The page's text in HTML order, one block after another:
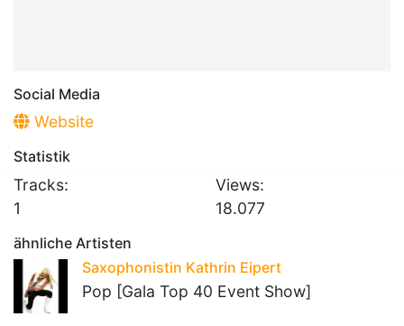
Social Media
Website
Statistik
Tracks:
1
Views:
18.077
ähnliche Artisten
Saxophonistin Kathrin Eipert
Pop [Gala Top 40 Event Show]